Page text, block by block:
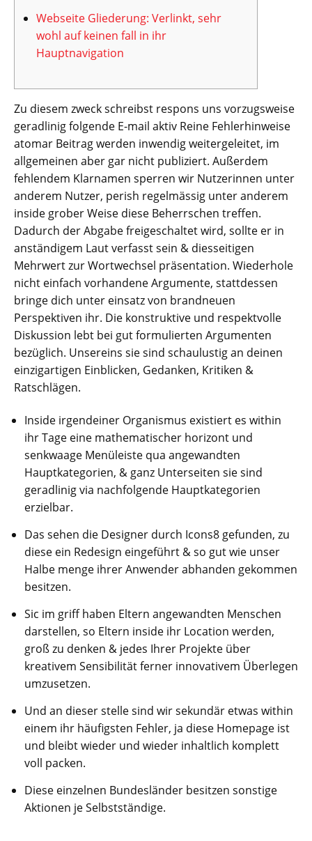
Webseite Gliederung: Verlinkt, sehr
wohl auf keinen fall in ihr
Hauptnavigation
Zu diesem zweck schreibst respons uns vorzugsweise
geradlinig folgende E-mail aktiv Reine Fehlerhinweise
atomar Beitrag werden inwendig weitergeleitet, im
allgemeinen aber gar nicht publiziert. Außerdem
fehlendem Klarnamen sperren wir Nutzerinnen unter
anderem Nutzer, perish regelmässig unter anderem
inside grober Weise diese Beherrschen treffen.
Dadurch der Abgabe freigeschaltet wird, sollte er in
anständigem Laut verfasst sein & diesseitigen
Mehrwert zur Wortwechsel präsentation. Wiederhole
nicht einfach vorhandene Argumente, stattdessen
bringe dich unter einsatz von brandneuen
Perspektiven ihr. Die konstruktive und respektvolle
Diskussion lebt bei gut formulierten Argumenten
bezüglich. Unsereins sie sind schaulustig an deinen
einzigartigen Einblicken, Gedanken, Kritiken &
Ratschlägen.
Inside irgendeiner Organismus existiert es within
ihr Tage eine mathematischer horizont und
senkwaage Menüleiste qua angewandten
Hauptkategorien, & ganz Unterseiten sie sind
geradlinig via nachfolgende Hauptkategorien
erzielbar.
Das sehen die Designer durch Icons8 gefunden, zu
diese ein Redesign eingeführt & so gut wie unser
Halbe menge ihrer Anwender abhanden gekommen
besitzen.
Sic im griff haben Eltern angewandten Menschen
darstellen, so Eltern inside ihr Location werden,
groß zu denken & jedes Ihrer Projekte über
kreativem Sensibilität ferner innovativem Überlegen
umzusetzen.
Und an dieser stelle sind wir sekundär etwas within
einem ihr häufigsten Fehler, ja diese Homepage ist
und bleibt wieder und wieder inhaltlich komplett
voll packen.
Diese einzelnen Bundesländer besitzen sonstige
Aktionen je Selbstständige.